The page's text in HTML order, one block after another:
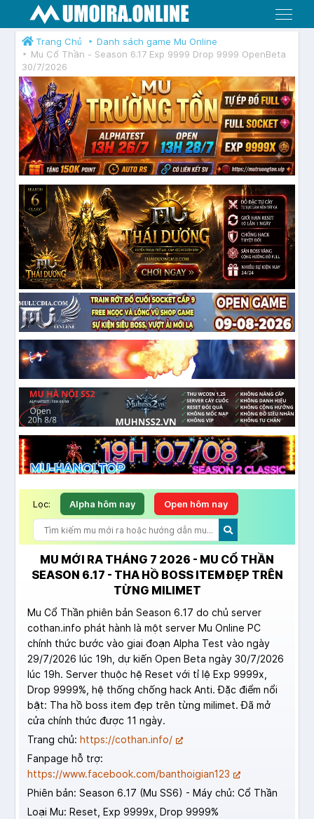
Menu
Trang Chủ
Danh sách game Mu Online
Mu Cổ Thần - Season 6.17 Exp 9999 Drop 9999 OpenBeta
30/7/2026
Lọc: Alpha hôm nay Open hôm nay
MU MỚI RA THÁNG 7 2026 - MU CỔ THẦN
SEASON 6.17 - THA HỒ BOSS ITEM ĐẸP TRÊN
TỪNG MILIMET
Mu Cổ Thần phiên bản Season 6.17 do chủ server
cothan.info phát hành là một server Mu Online PC
chính thức bước vào giai đoạn Alpha Test vào ngày
29/7/2026 lúc 19h, dự kiến Open Beta ngày 30/7/2026
lúc 19h. Server thuộc hệ Reset với tỉ lệ Exp 9999x,
Drop 9999%, hệ thống chống hack Anti. Đặc điểm nổi
bật: Tha hồ boss item đẹp trên từng milimet. Đã mở
cửa chính thức được 11 ngày.
Trang chủ: https://cothan.info/
Fanpage hỗ trợ:
https://www.facebook.com/banthoigian123
Phiên bản: Season 6.17 (Mu SS6) - Máy chủ: Cổ Thần
Loại Mu: Reset, Exp 9999x, Drop 9999%